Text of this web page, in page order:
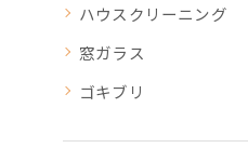
ハウスクリーニング
窓ガラス
ゴキブリ